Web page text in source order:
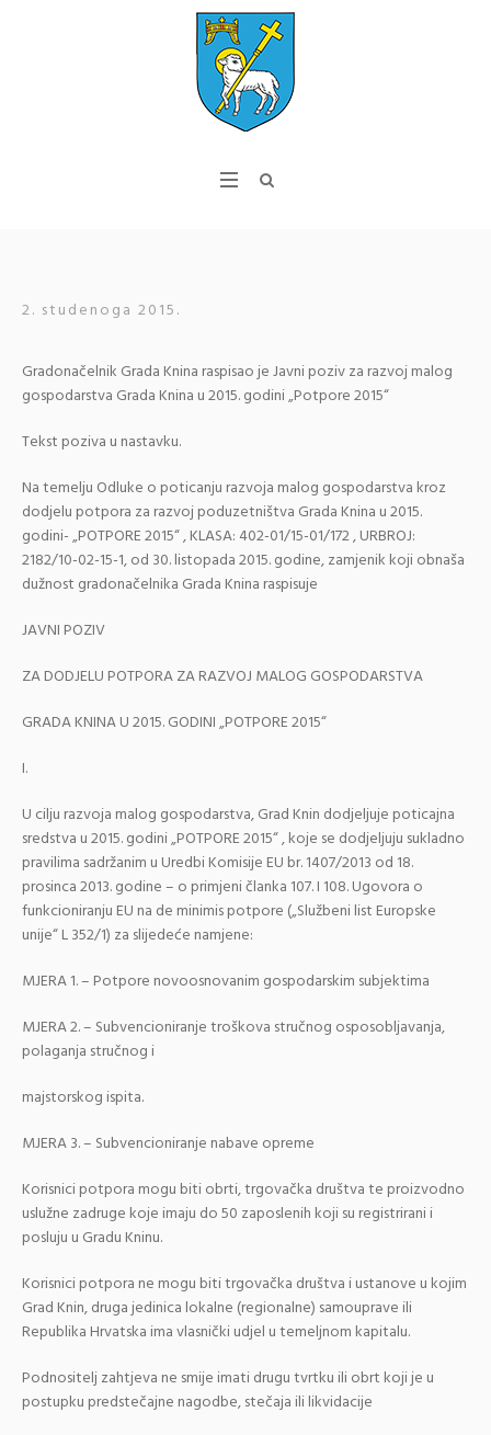
2. studenoga 2015.
Gradonačelnik Grada Knina raspisao je Javni poziv za razvoj malog
gospodarstva Grada Knina u 2015. godini „Potpore 2015“
Tekst poziva u nastavku.
Na temelju Odluke o poticanju razvoja malog gospodarstva kroz
dodjelu potpora za razvoj poduzetništva Grada Knina u 2015.
godini- „POTPORE 2015“ , KLASA: 402-01/15-01/172 , URBROJ:
2182/10-02-15-1, od 30. listopada 2015. godine, zamjenik koji obnaša
dužnost gradonačelnika Grada Knina raspisuje
JAVNI POZIV
ZA DODJELU POTPORA ZA RAZVOJ MALOG GOSPODARSTVA
GRADA KNINA U 2015. GODINI „POTPORE 2015“
I.
U cilju razvoja malog gospodarstva, Grad Knin dodjeljuje poticajna
sredstva u 2015. godini „POTPORE 2015“ , koje se dodjeljuju sukladno
pravilima sadržanim u Uredbi Komisije EU br. 1407/2013 od 18.
prosinca 2013. godine – o primjeni članka 107. I 108. Ugovora o
funkcioniranju EU na de minimis potpore („Službeni list Europske
unije“ L 352/1) za slijedeće namjene:
MJERA 1. – Potpore novoosnovanim gospodarskim subjektima
MJERA 2. – Subvencioniranje troškova stručnog osposobljavanja,
polaganja stručnog i
majstorskog ispita.
MJERA 3. – Subvencioniranje nabave opreme
Korisnici potpora mogu biti obrti, trgovačka društva te proizvodno
uslužne zadruge koje imaju do 50 zaposlenih koji su registrirani i
posluju u Gradu Kninu.
Korisnici potpora ne mogu biti trgovačka društva i ustanove u kojim
Grad Knin, druga jedinica lokalne (regionalne) samouprave ili
Republika Hrvatska ima vlasnički udjel u temeljnom kapitalu.
Podnositelj zahtjeva ne smije imati drugu tvrtku ili obrt koji je u
postupku predstečajne nagodbe, stečaja ili likvidacije